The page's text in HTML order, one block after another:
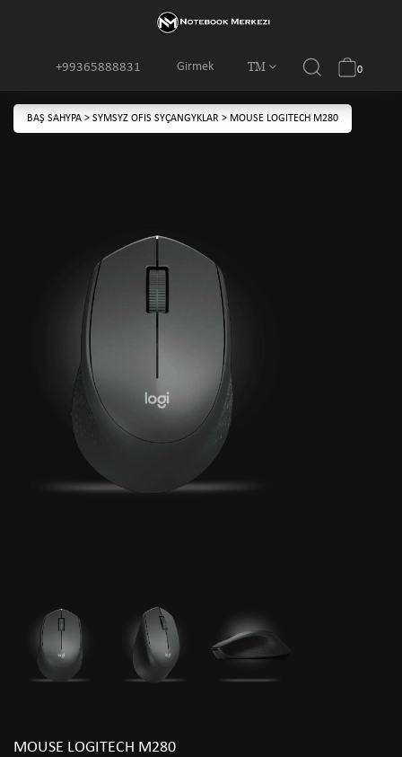
Girmek TM
+99365888831 0
BAŞ SAHYPA > SYMSYZ OFIS SYÇANGYKLAR > MOUSE LOGITECH M280
MOUSE LOGITECH M280